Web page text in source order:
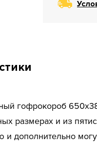
гофрокороб
размерах и из
дополнительно